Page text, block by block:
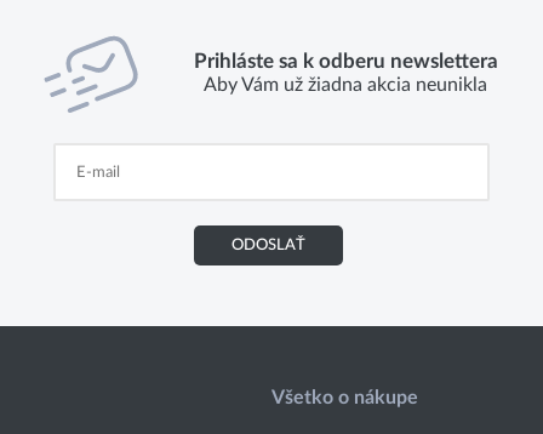
Prihláste sa k odberu newslettera
Aby Vám už žiadna akcia neunikla
ODOSLAŤ
Všetko o nákupe